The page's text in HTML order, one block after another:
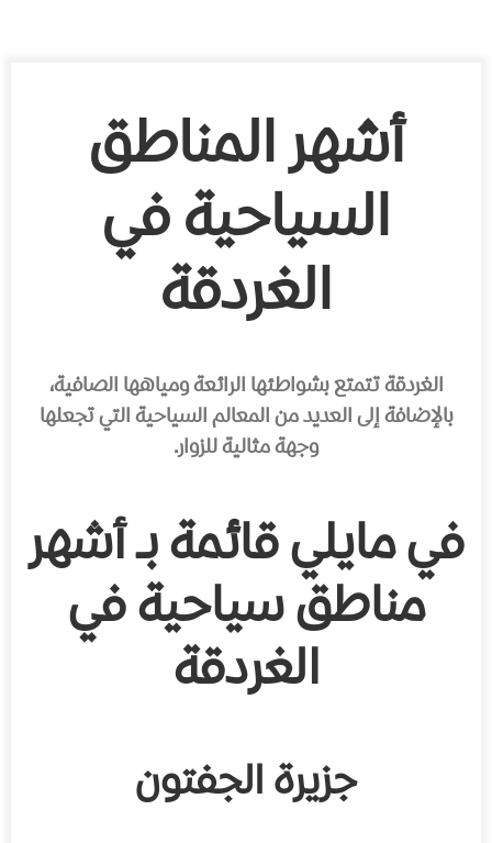
أشهر المناطق
السياحية في
الغردقة
الغردقة تتمتع بشواطئها الرائعة ومياهها الصافية،
بالإضافة إلى العديد من المعالم السياحية التي تجعلها
وجهة مثالية للزوار.
في مايلي قائمة بـ أشهر
مناطق سياحية في
الغردقة
جزيرة الجفتون